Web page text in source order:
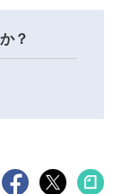
？